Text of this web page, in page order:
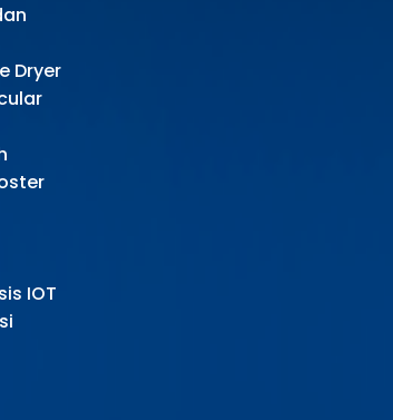
Dryer
IOT